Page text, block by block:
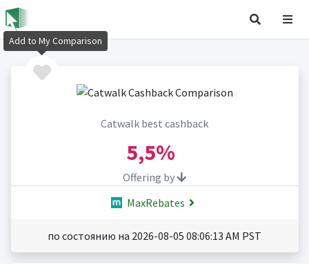
Catwalk best cashback
5,5%
Offering by
MaxRebates
по состоянию на 2026-08-05 08:06:13 AM PST
Add to My Comparison